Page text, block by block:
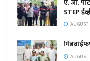
ए. जी.
STEP
AUGUST
AUGUST